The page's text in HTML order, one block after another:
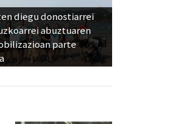
diegu donostiarrei
abuztuaren
parte